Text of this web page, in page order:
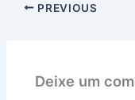
PREVIOUS
Deixe um